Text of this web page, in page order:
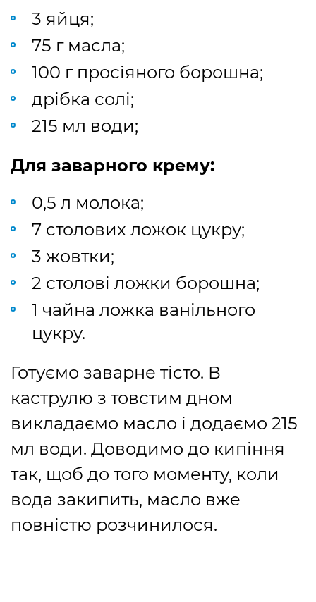
3 яйця;
75 г масла;
100 г просіяного борошна;
дрібка солі;
215 мл води;
Для заварного крему:
0,5 л молока;
7 столових ложок цукру;
3 жовтки;
2 столові ложки борошна;
1 чайна ложка ванільного
цукру.
Готуємо заварне тісто. В
каструлю з товстим дном
викладаємо масло і додаємо 215
мл води. Доводимо до кипіння
так, щоб до того моменту, коли
вода закипить, масло вже
повністю розчинилося.